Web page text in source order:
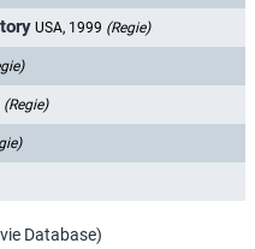
USA, 1999 (Regie)
(Regie)
Database)